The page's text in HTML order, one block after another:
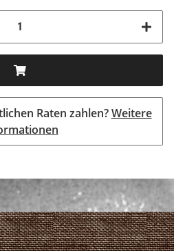
Raten zahlen?Weitere